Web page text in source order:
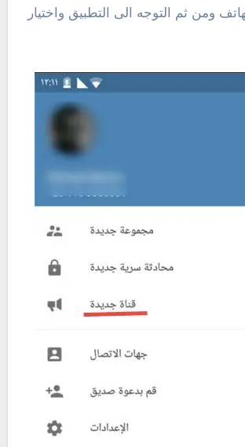
ومن ثم التوجه الى التطبيق واختيار